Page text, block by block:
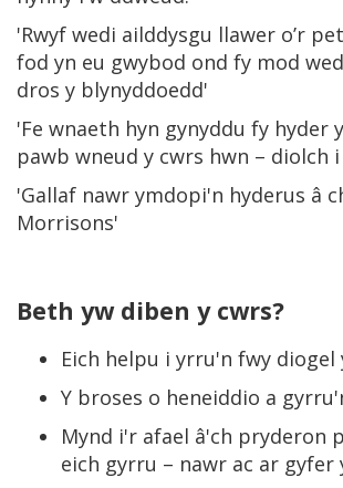
'Rwyf wedi ailddysgu llawer o’r
fod yn eu gwybod ond fy mod
dros y blynyddoedd'
'Fe wnaeth hyn gynyddu fy hyder
pawb wneud y cwrs hwn – diolch
'Gallaf nawr ymdopi'n hyderus â
Morrisons'
Beth yw diben y cwrs?
Eich helpu i yrru'n fwy diogel
Y broses o heneiddio a
Mynd i'r afael â'ch pryderon
eich gyrru – nawr ac ar gyfer